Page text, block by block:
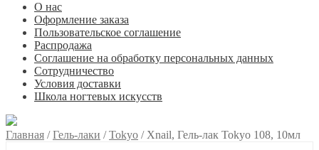
О нас
Оформление заказа
Пользовательское соглашение
Распродажа
Соглашение на обработку персональных данных
Сотрудничество
Условия доставки
Школа ногтевых искусств
Главная /Гель-лаки /Tokyo / Xnail, Гель-лак Tokyo 108, 10мл